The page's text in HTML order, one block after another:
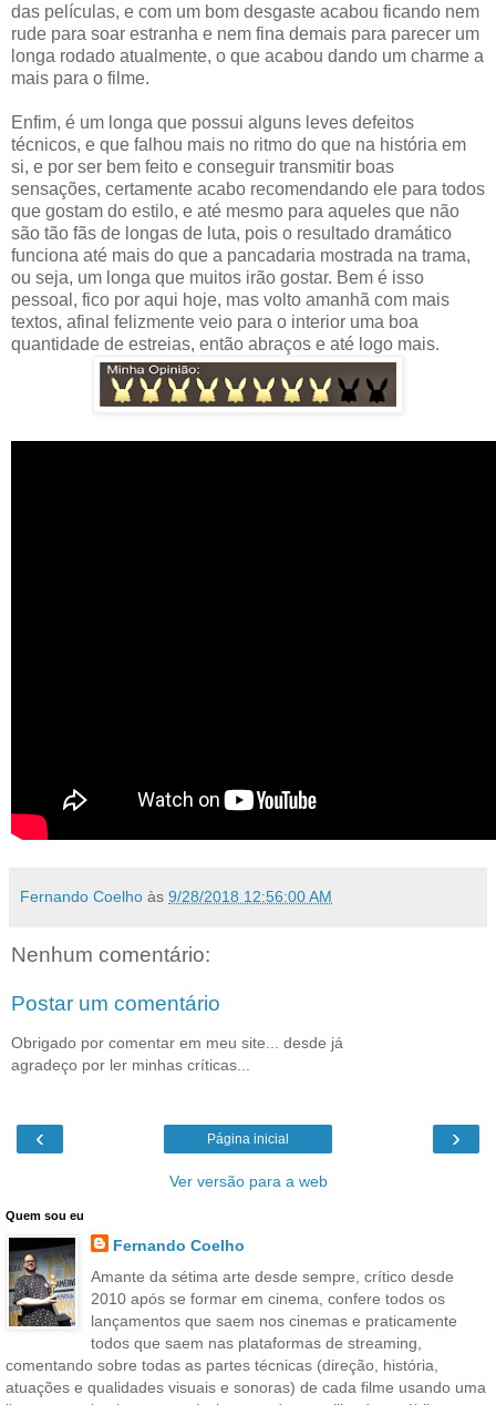
das películas, e com um bom desgaste acabou ficando nem
rude para soar estranha e nem fina demais para parecer um
longa rodado atualmente, o que acabou dando um charme a
mais para o filme.
Enfim, é um longa que possui alguns leves defeitos
técnicos, e que falhou mais no ritmo do que na história em
si, e por ser bem feito e conseguir transmitir boas
sensações, certamente acabo recomendando ele para todos
que gostam do estilo, e até mesmo para aqueles que não
são tão fãs de longas de luta, pois o resultado dramático
funciona até mais do que a pancadaria mostrada na trama,
ou seja, um longa que muitos irão gostar. Bem é isso
pessoal, fico por aqui hoje, mas volto amanhã com mais
textos, afinal felizmente veio para o interior uma boa
quantidade de estreias, então abraços e até logo mais.
Fernando Coelho às 9/28/2018 12:56:00 AM
Nenhum comentário:
Postar um comentário
Obrigado por comentar em meu site... desde já
agradeço por ler minhas críticas...
‹ ›
Página inicial
Ver versão para a web
Quem sou eu
Fernando Coelho
Amante da sétima arte desde sempre, crítico desde
2010 após se formar em cinema, confere todos os
lançamentos que saem nos cinemas e praticamente
todos que saem nas plataformas de streaming,
comentando sobre todas as partes técnicas (direção, história,
atuações e qualidades visuais e sonoras) de cada filme usando uma